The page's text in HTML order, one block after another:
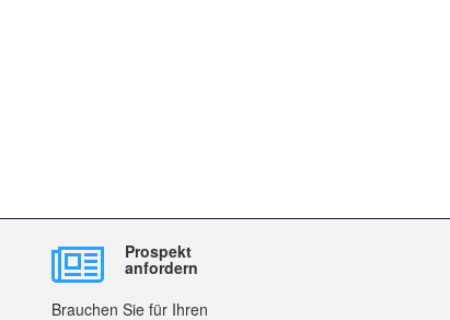
Prospekt
anfordern
Brauchen Sie für Ihren